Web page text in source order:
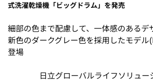
式洗濯乾燥機「ビッグドラム」を発売
細部の色まで配慮して、一体感のあるデ
新色のダークグレー色を採用したモデ
登場
日立グローバルライフソリュー